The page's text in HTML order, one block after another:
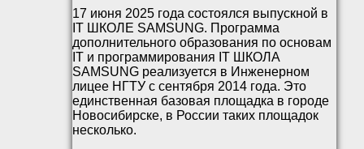
17 июня 2025 года состоялся выпускной в
IT ШКОЛЕ SAMSUNG. Программа
дополнительного образования по основам
IT и программирования IT ШКОЛА
SAMSUNG реализуется в Инженерном
лицее НГТУ с сентября 2014 года. Это
единственная базовая площадка в городе
Новосибирске, в России таких площадок
несколько.